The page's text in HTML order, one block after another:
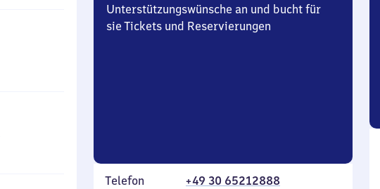
Unterstützungswünsche an und bucht für
sie Tickets und Reservierungen
Telefon
+49 30 65212888